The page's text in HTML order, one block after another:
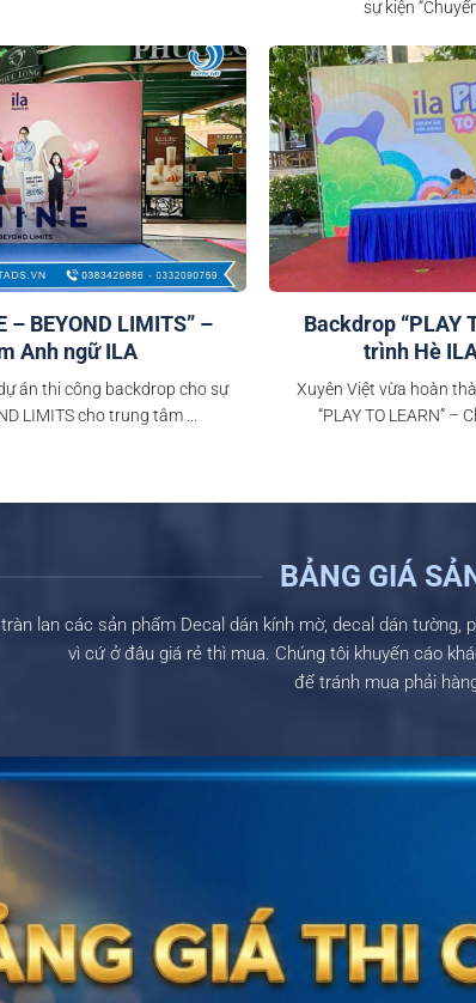
sự kiện
– BEYOND LIMITS” –
Anh ngữ ILA
án thi công backdrop cho sự
LIMITS cho trung tâm ...
Backdrop “PLAY
trình Hè
Xuyên Việt vừa hoàn
“PLAY TO LEARN” –
BẢNG GIÁ
lan các sản phẩm Decal dán kính mờ, decal dán
vì cứ ở đâu giá rẻ thì mua. Chúng tôi khuyến cáo
để tránh mua phải